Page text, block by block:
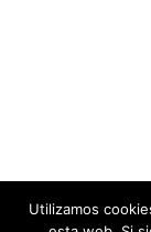
Utilizamos